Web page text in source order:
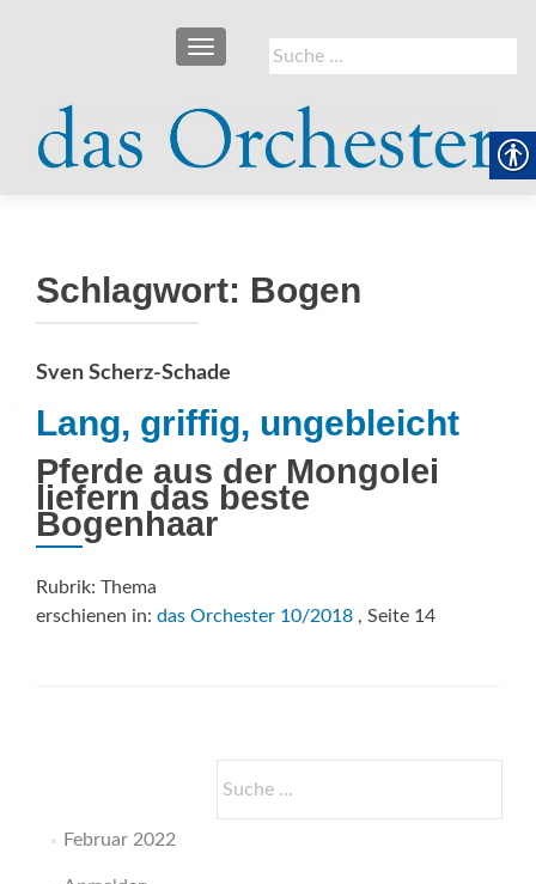
Suche
nach:
SCHALTE NAVIGATION
Schlagwort: Bogen
Sven Scherz-Schade
Lang, griffig, ungebleicht
Pferde aus der Mongolei
liefern das beste
Bogenhaar
Rubrik: Thema
erschienen in: das Orchester 10/2018 , Seite 14
nach:
Februar 2022